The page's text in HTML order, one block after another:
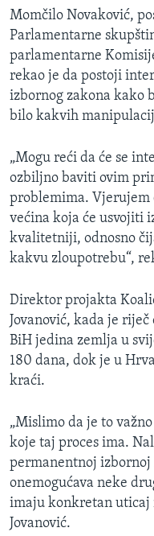
Momčilo Novaković,
Parlamentarne
parlamentarne
rekao je da postoji
izbornog zakona kako
bilo kakvih
„Mogu reći da će se
ozbiljno baviti ovim
problemima. Vjerujem
većina koja će usvojiti
kvalitetniji, odnosno
kakvu zloupotrebu“,
Direktor projakta
Jovanović, kada je
BiH jedina zemlja u
180 dana, dok je u
kraći.
„Mislimo da je to
koje taj proces ima.
permanentnoj
onemogućava neke
imaju konkretan uticaj
Jovanović.